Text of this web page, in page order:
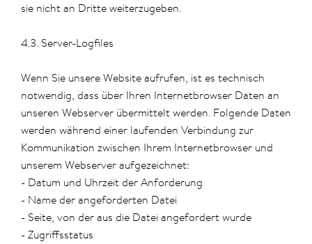
sie nicht an Dritte weiterzugeben.
4.3. Server-Logfiles
Wenn Sie unsere Website aufrufen, ist es technisch
notwendig, dass über Ihren Internetbrowser Daten an
unseren Webserver übermittelt werden. Folgende Daten
werden während einer laufenden Verbindung zur
Kommunikation zwischen Ihrem Internetbrowser und
unserem Webserver aufgezeichnet:
- Datum und Uhrzeit der Anforderung
- Name der angeforderten Datei
- Seite, von der aus die Datei angefordert wurde
- Zugriffsstatus